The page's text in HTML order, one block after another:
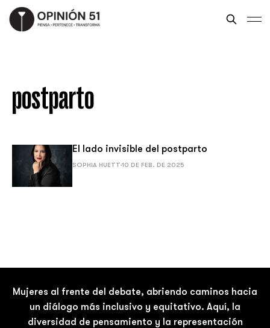
postparto
El lado invisible del postparto
SOPHIA HUETT 10 DE FEB. DE 2025
Mujeres al frente del debate, abriendo caminos hacia
un diálogo más inclusivo y equitativo. Aquí, la
diversidad de pensamiento y la representación